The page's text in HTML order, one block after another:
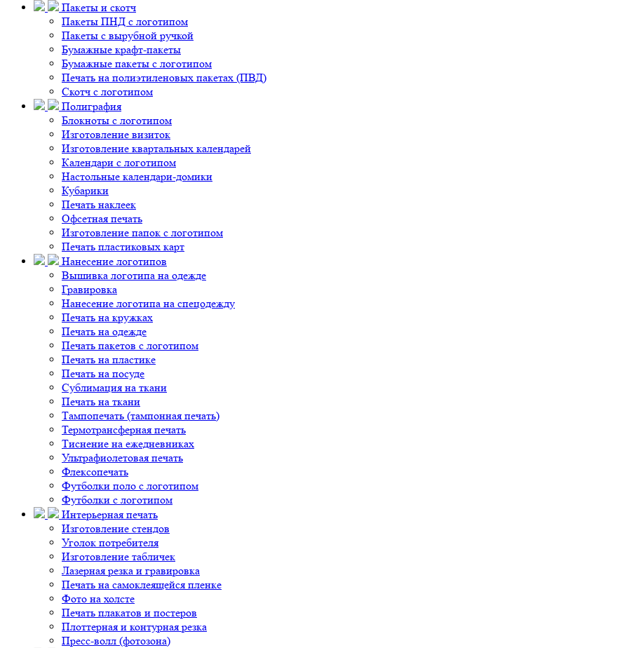
Пакеты и скотч
Пакеты ПНД с логотипом
Пакеты с вырубной ручкой
Бумажные крафт-пакеты
Бумажные пакеты с логотипом
Печать на полиэтиленовых пакетах (ПВД)
Скотч с логотипом
Полиграфия
Блокноты с логотипом
Изготовление визиток
Изготовление квартальных календарей
Календари с логотипом
Настольные календари-домики
Кубарики
Печать наклеек
Офсетная печать
Изготовление папок с логотипом
Печать пластиковых карт
Нанесение логотипов
Вышивка логотипа на одежде
Гравировка
Нанесение логотипа на спецодежду
Печать на кружках
Печать на одежде
Печать пакетов с логотипом
Печать на пластике
Печать на посуде
Сублимация на ткани
Печать на ткани
Тампопечать (тампонная печать)
Термотрансферная печать
Тиснение на ежедневниках
Ультрафиолетовая печать
Флексопечать
Футболки поло с логотипом
Футболки с логотипом
Интерьерная печать
Изготовление стендов
Уголок потребителя
Изготовление табличек
Лазерная резка и гравировка
Печать на самоклеящейся пленке
Фото на холсте
Печать плакатов и постеров
Плоттерная и контурная резка
Пресс-волл (фотозона)